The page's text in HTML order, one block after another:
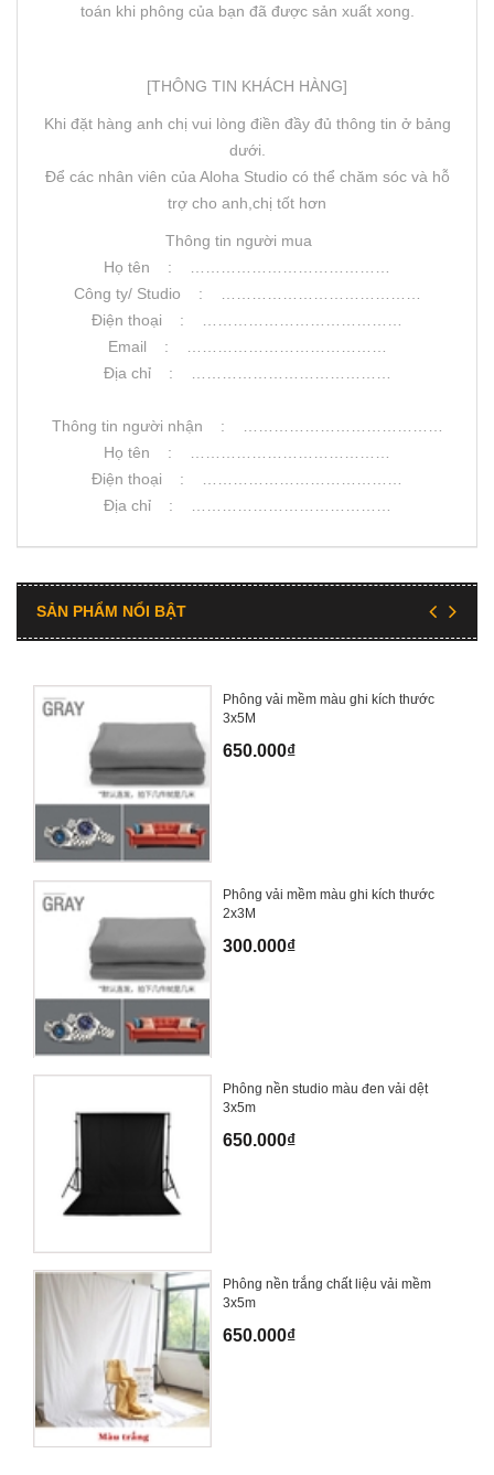
toán khi phông của bạn đã được sản xuất xong.
[THÔNG TIN KHÁCH HÀNG]
Khi đặt hàng anh chị vui lòng điền đầy đủ thông tin ở bảng
dưới.
Để các nhân viên của Aloha Studio có thể chăm sóc và hỗ
trợ cho anh,chị tốt hơn
Thông tin người mua
Họ tên : …………………………………
Công ty/ Studio : …………………………………
Điện thoại : …………………………………
Email : …………………………………
Địa chỉ : …………………………………
Thông tin người nhận : …………………………………
Họ tên : …………………………………
Điện thoại : …………………………………
Địa chỉ : …………………………………
SẢN PHẨM NỔI BẬT
Phông vải mềm màu ghi kích thước
3x5M
650.000₫
Phông vải mềm màu ghi kích thước
2x3M
300.000₫
Phông nền studio màu đen vải dệt
3x5m
650.000₫
Phông nền trắng chất liệu vải mềm
3x5m
650.000₫